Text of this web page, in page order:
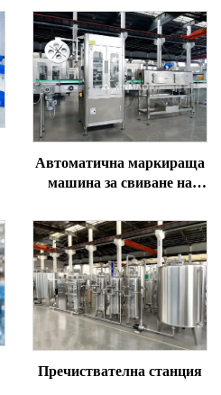
Автоматична маркираща
машина за свиване на
Пречиствателна станция